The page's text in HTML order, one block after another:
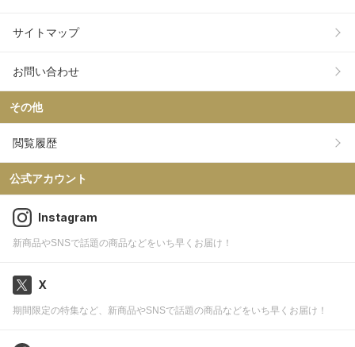
サイトマップ
お問い合わせ
その他
閲覧履歴
公式アカウント
Instagram
新商品やSNSで話題の商品などをいち早くお届け！
X
期間限定の特集など、新商品やSNSで話題の商品などをいち早くお届け！